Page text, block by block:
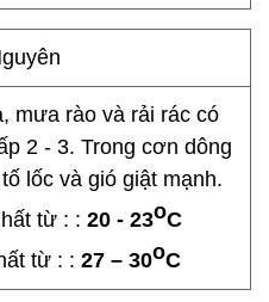
mưa rào và rải rác có
2 - 3. Trong cơn dông
lốc và gió giật mạnh.
từ : : 20 - 23oC
từ : : 27 – 30oC